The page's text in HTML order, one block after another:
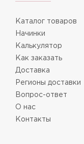
Каталог товаров
Начинки
Калькулятор
Как заказать
Доставка
Регионы доставки
Вопрос-ответ
О нас
Контакты